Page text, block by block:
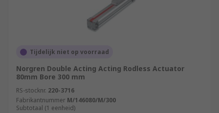
Tijdelijk niet op voorraad
Norgren Double Acting Acting Rodless Actuator
80mm Bore 300 mm
RS-stocknr. 220-3716
Fabrikantnummer M/146080/M/300
Subtotaal (1 eenheid)